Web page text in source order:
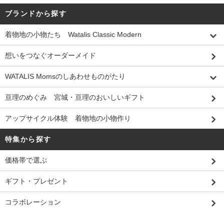
ブランドから探す
着物地の小物たち Watalis Classic Modern
想いをつなぐオーダーメイド
WATALIS Momsのしあわせものがたり
亘理のめぐみ 宮城・亘理のおいしいギフト
アップサイクル体験 着物地の小物作り
特集から探す
価格帯で選ぶ
ギフト・プレゼント
コラボレーション